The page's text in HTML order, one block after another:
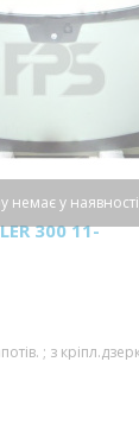
300 11-
немає у наявності